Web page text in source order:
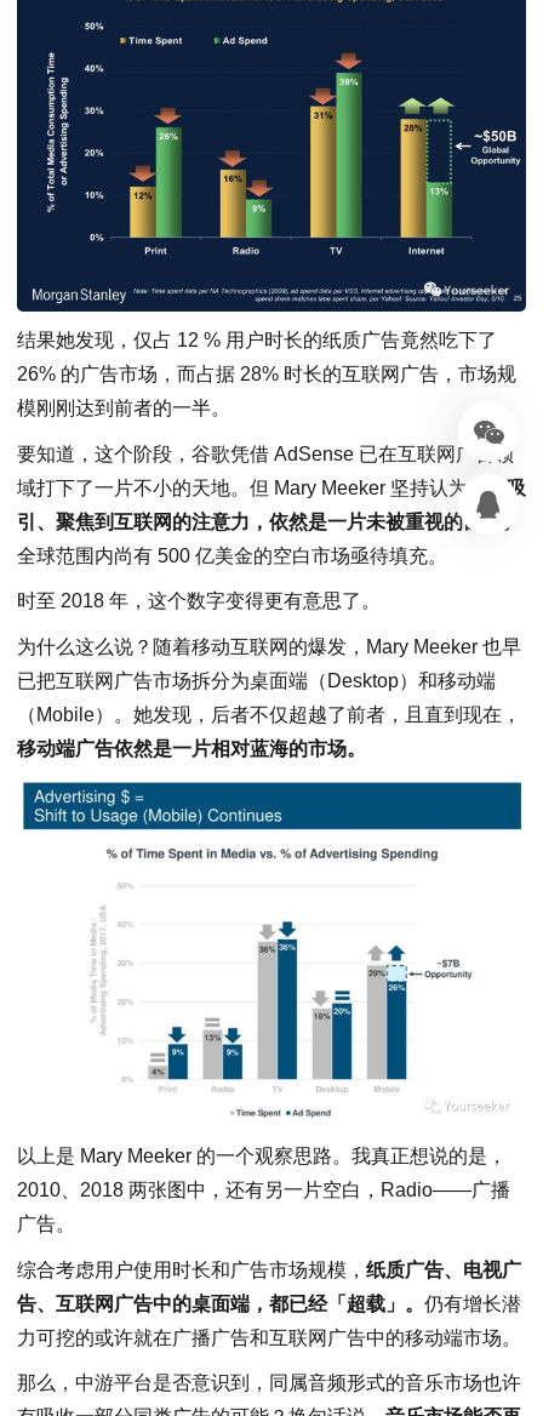
结果她发现，仅占 12 % 用户时长的纸质广告竟然吃下了
26% 的广告市场，而占据 28% 时长的互联网广告，市场规
模刚刚达到前者的一半。
要知道，这个阶段，谷歌凭借 AdSense 已在互联网广告领
域打下了一片不小的天地。但 Mary Meeker 坚持认为：被吸
引、聚焦到互联网的注意力，依然是一片未被重视的富矿。
全球范围内尚有 500 亿美金的空白市场亟待填充。
时至 2018 年，这个数字变得更有意思了。
为什么这么说？随着移动互联网的爆发，Mary Meeker 也早
已把互联网广告市场拆分为桌面端（Desktop）和移动端
（Mobile）。她发现，后者不仅超越了前者，且直到现在，
移动端广告依然是一片相对蓝海的市场。
以上是 Mary Meeker 的一个观察思路。我真正想说的是，
2010、2018 两张图中，还有另一片空白，Radio——广播
广告。
综合考虑用户使用时长和广告市场规模， 纸质广告、电视广
告、互联网广告中的桌面端，都已经「超载」。 仍有增长潜
力可挖的或许就在广播广告和互联网广告中的移动端市场。
那么，中游平台是否意识到，同属音频形式的音乐市场也许